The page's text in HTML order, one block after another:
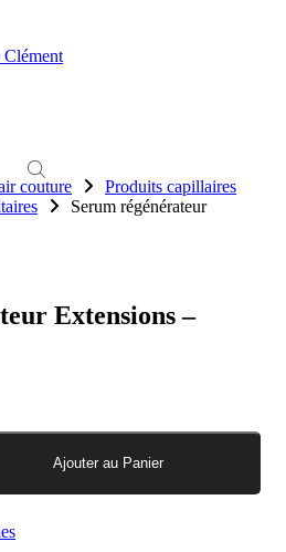
couture
Produits capillaires
Serum régénérateur
Extensions –
Ajouter au Panier